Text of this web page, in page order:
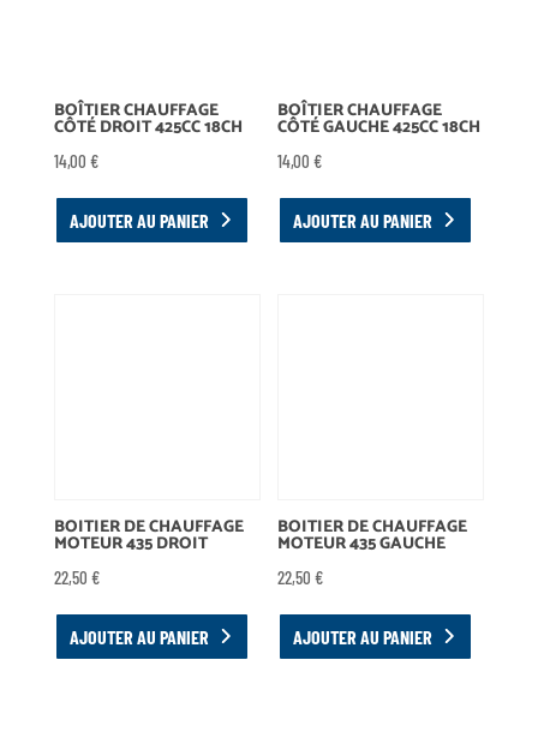
BOÎTIER CHAUFFAGE
CÔTÉ DROIT 425CC 18CH
14,00 €
AJOUTER AU PANIER
BOÎTIER CHAUFFAGE
CÔTÉ GAUCHE 425CC 18CH
14,00€
AJOUTER AU PANIER
BOITIER DE CHAUFFAGE
MOTEUR 435 DROIT
22,50 €
AJOUTER AU PANIER
BOITIER DE CHAUFFAGE
MOTEUR 435 GAUCHE
22,50€
AJOUTER AU PANIER